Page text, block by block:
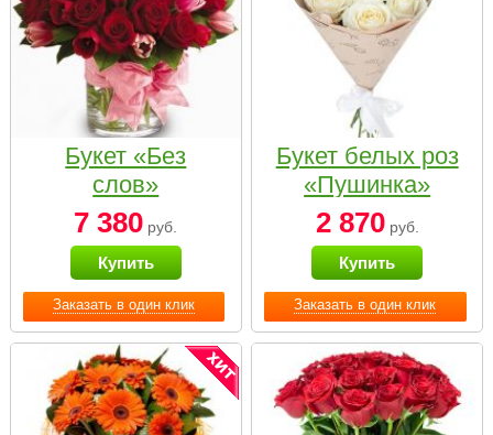
Заказать в один клик
Букет «Без
слов»
7 380 руб.
Купить
Заказать в один клик
Букет белых роз
«Пушинка»
2 870руб.
Купить